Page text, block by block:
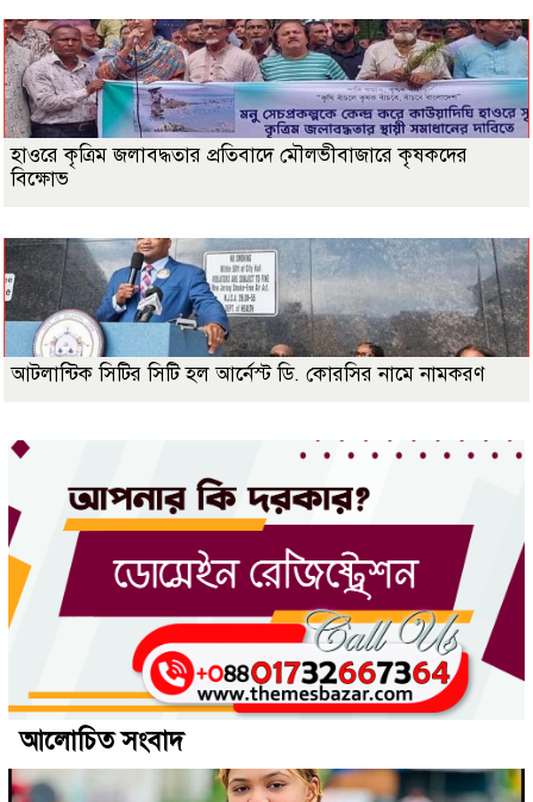
হাওরে কৃত্রিম জলাবদ্ধতার প্রতিবাদে মৌলভীবাজারে কৃষকদের
বিক্ষোভ
আটলান্টিক সিটির সিটি হল আর্নেস্ট ডি. কোরসির নামে নামকরণ
আলোচিত সংবাদ